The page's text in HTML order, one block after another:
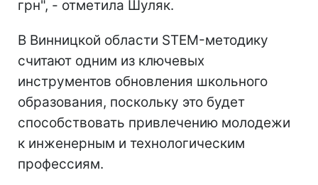
грн", - отметила Шуляк.
В Винницкой области STEM-методику
считают одним из ключевых
инструментов обновления школьного
образования, поскольку это будет
способствовать привлечению молодежи
к инженерным и технологическим
профессиям.